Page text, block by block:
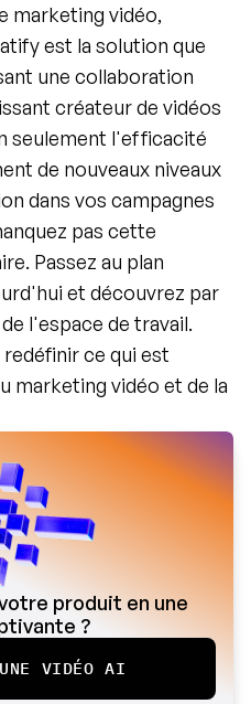
marketing vidéo,
est la solution que
une collaboration
créateur de vidéos
seulement l'efficacité
de nouveaux niveaux
dans vos campagnes
pas cette
Passez au plan
et découvrez par
l'espace de travail.
ce qui est
marketing vidéo et de la
produit en une
?
VIDÉO AI